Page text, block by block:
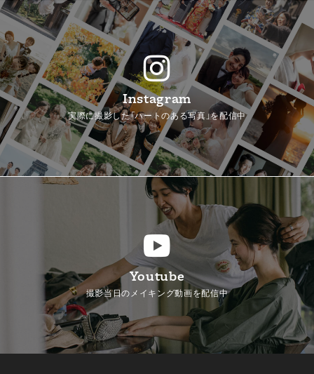
Instagram
実際に撮影した「ハートのある写真」を配信中
Youtube
撮影当日のメイキング動画を配信中